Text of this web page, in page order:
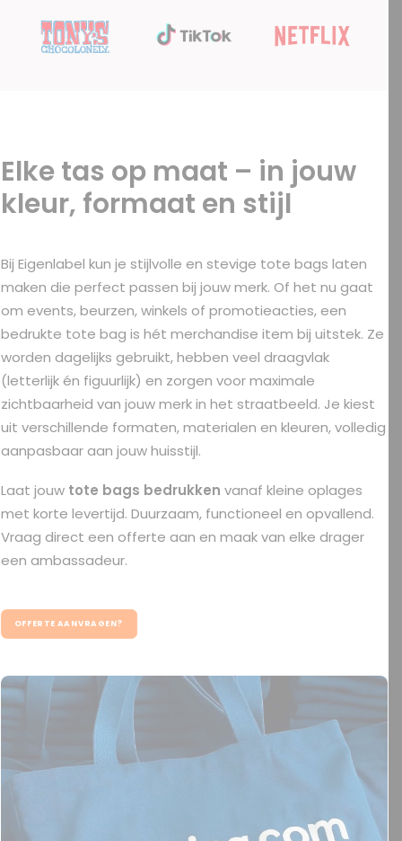
Elke tas op maat – in jouw
kleur, formaat en stijl
Bij Eigenlabel kun je stijlvolle en stevige tote bags laten
maken die perfect passen bij jouw merk. Of het nu gaat
om events, beurzen, winkels of promotieacties, een
bedrukte tote bag is hét merchandise item bij uitstek. Ze
worden dagelijks gebruikt, hebben veel draagvlak
(letterlijk én figuurlijk) en zorgen voor maximale
zichtbaarheid van jouw merk in het straatbeeld. Je kiest
uit verschillende formaten, materialen en kleuren, volledig
aanpasbaar aan jouw huisstijl.
Laat jouw tote bags bedrukken vanaf kleine oplages
met korte levertijd. Duurzaam, functioneel en opvallend.
Vraag direct een offerte aan en maak van elke drager
een ambassadeur.
OFFERTE AANVRAGEN?